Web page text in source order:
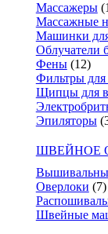
Массажеры
Массажные
Машинки
Облучатели
Фены (12)
Фильтры
Щипцы для
Эпиляторы
ШВЕЙНОЕ
Оверлоки (7)
Швейные